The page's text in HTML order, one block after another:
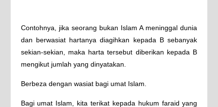
Contohnya, jika seorang bukan Islam A meninggal dunia
dan berwasiat hartanya diagihkan kepada B sebanyak
sekian-sekian, maka harta tersebut diberikan kepada B
mengikut jumlah yang dinyatakan.
Berbeza dengan wasiat bagi umat Islam.
Bagi umat Islam, kita terikat kepada hukum faraid yang